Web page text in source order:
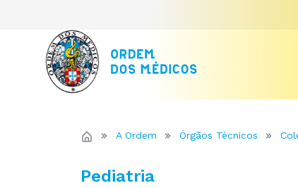
A Ordem Órgãos Técnicos
Pediatria